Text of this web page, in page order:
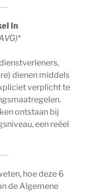
in
*
dienen middels
verplicht te
ontstaan bij
een reëel
hoe deze 6
de Algemene